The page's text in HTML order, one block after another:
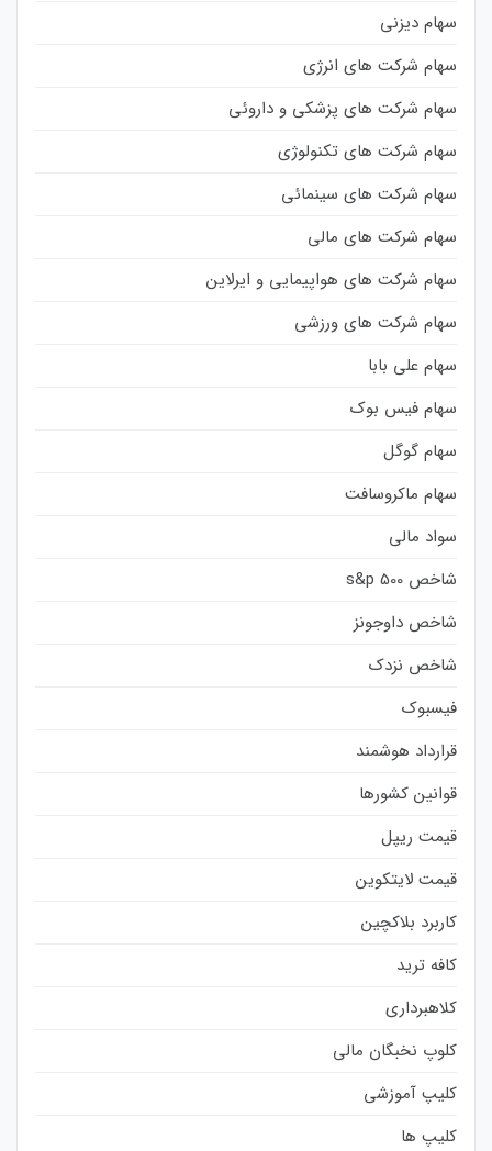
سهام دیزنی
سهام شرکت های انرژی
سهام شرکت های پزشکی و داروئی
سهام شرکت های تکنولوژی
سهام شرکت های سینمائی
سهام شرکت های مالی
سهام شرکت های هواپیمایی و ایرلاین
سهام شرکت های ورزشی
سهام علی بابا
سهام فیس بوک
سهام گوگل
سهام ماکروسافت
سواد مالی
شاخص s&p 500
شاخص داوجونز
شاخص نزدک
فیسبوک
قرارداد هوشمند
قوانین کشورها
قیمت ریپل
قیمت لایتکوین
کاربرد بلاکچین
کافه ترید
کلاهبرداری
کلوپ نخبگان مالی
کلیپ آموزشی
کلیپ ها